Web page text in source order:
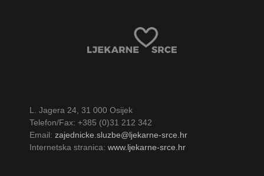
L. Jagera 24, 31 000 Osijek
Telefon/Fax: +385 (0)31 212 342
Email: zajednicke.sluzbe@ljekarne-srce.hr
Internetska stranica: www.ljekarne-srce.hr